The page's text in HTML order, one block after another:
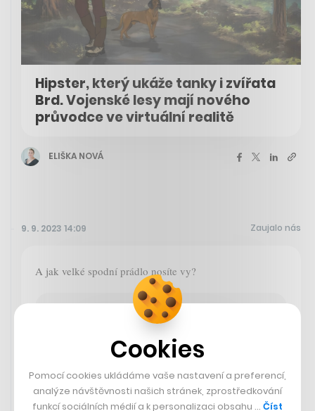
Hipster, který ukáže tanky i zvířata
Brd. Vojenské lesy mají nového
průvodce ve virtuální realitě
ELIŠKA NOVÁ
9. 9. 2023 14:09 Zaujalo nás
A jak velké spodní prádlo nosíte vy?
Hospodářské noviny
Češi tloustnou. Příčkám velikosti
spodního prádla už vévodí „elko“
Cookies
Pomocí cookies ukládáme vaše nastavení a preferencí,
analýze návštěvnosti našich stránek, zprostředkování
funkcí sociálních médií a k personalizaci obsahu … Číst